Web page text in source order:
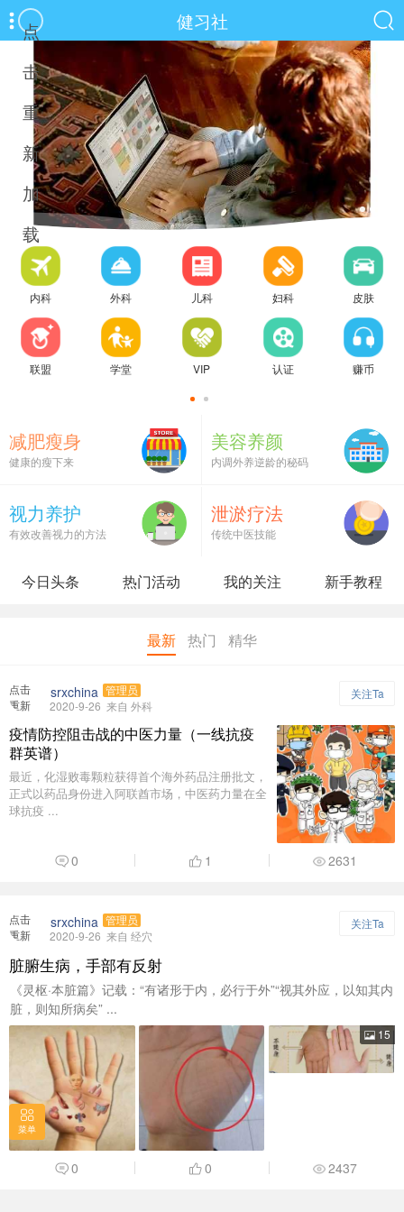
点
击
重
新
加
载
健习社
内科 外科 儿科 妇科 皮肤
联盟 学堂 VIP 认证 赚币
减肥瘦身
健康的瘦下来
美容养颜
内调外养逆龄的秘码
视力养护
有效改善视力的方法
泄淤疗法
传统中医技能
今日头条 热门活动 我的关注 新手教程
最新 热门 精华
点击
重新
srxchina 管理员
2020-9-26 来自 外科
关注Ta
疫情防控阻击战的中医力量（一线抗疫
群英谱）
最近，化湿败毒颗粒获得首个海外药品注册批文，
正式以药品身份进入阿联酋市场，中医药力量在全
球抗疫 ...
0 1 2631
点击
重新
srxchina 管理员
2020-9-26 来自 经穴
关注Ta
脏腑生病，手部有反射
《灵枢·本脏篇》记载：“有诸形于内，必行于外”“视其外应，以知其内
脏，则知所病矣” ...
15
0 0 2437
菜单